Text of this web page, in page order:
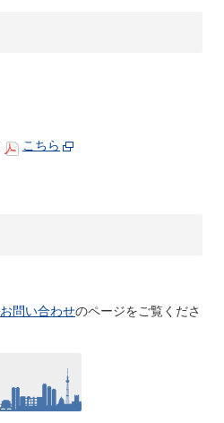
こちら
お問い合わせのページをご覧くださ